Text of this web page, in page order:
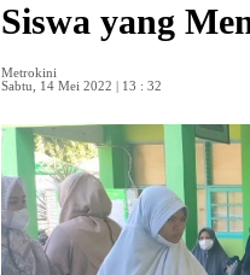
Siswa yang
Metrokini
Sabtu, 14 Mei 2022 | 13 : 32